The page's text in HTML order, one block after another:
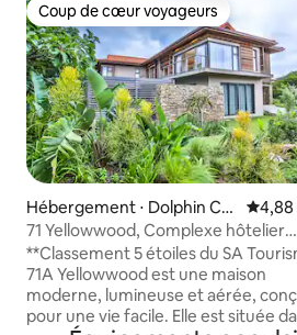
Coup de cœur voyageurs
Coup de cœur voyageurs
Hébergement ⋅ Dolphin Co
ast
4,88
71 Yellowwood, Complexe hôtelier
Zimbali Coastal
**Classement 5 étoiles du SA
71A Yellowwood est une maison
moderne, lumineuse et aérée,
pour une vie facile. Elle est située